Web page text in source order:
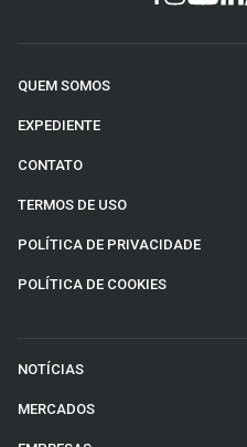
QUEM SOMOS
EXPEDIENTE
CONTATO
TERMOS DE USO
POLÍTICA DE PRIVACIDADE
POLÍTICA DE COOKIES
NOTÍCIAS
MERCADOS